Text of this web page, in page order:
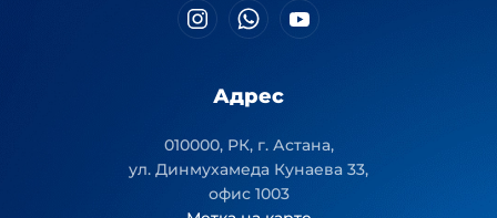
Адрес
010000, РК, г. Астана,
ул. Динмухамеда Кунаева 33,
офис 1003